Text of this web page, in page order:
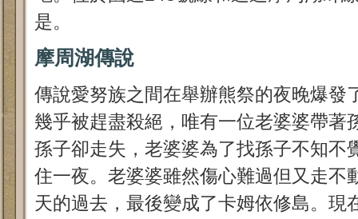
是。
摩周湖傳說
傳說愛努族之間在舉辦熊祭的夜晚爆發
幾乎被趕盡殺絕，唯有一位老婆婆帶著
孫子卻走失，老婆婆為了找孫子不知不
住一夜。老婆婆雖然傷心難過但又走不
天的過去，最後變成了卡姆依修島。現